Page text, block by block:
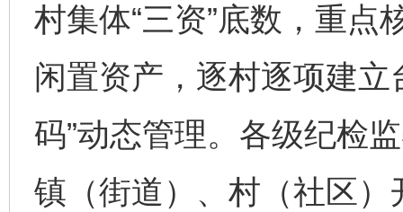
村集体“三资”底数，重点
闲置资产，逐村逐项建
码”动态管理。各级纪检
镇（街道）、村（社区）